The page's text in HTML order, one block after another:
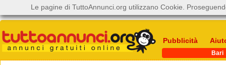
Pubblicità
Bari
Le pagine di TuttoAnnunci.org utilizzano Cookie.